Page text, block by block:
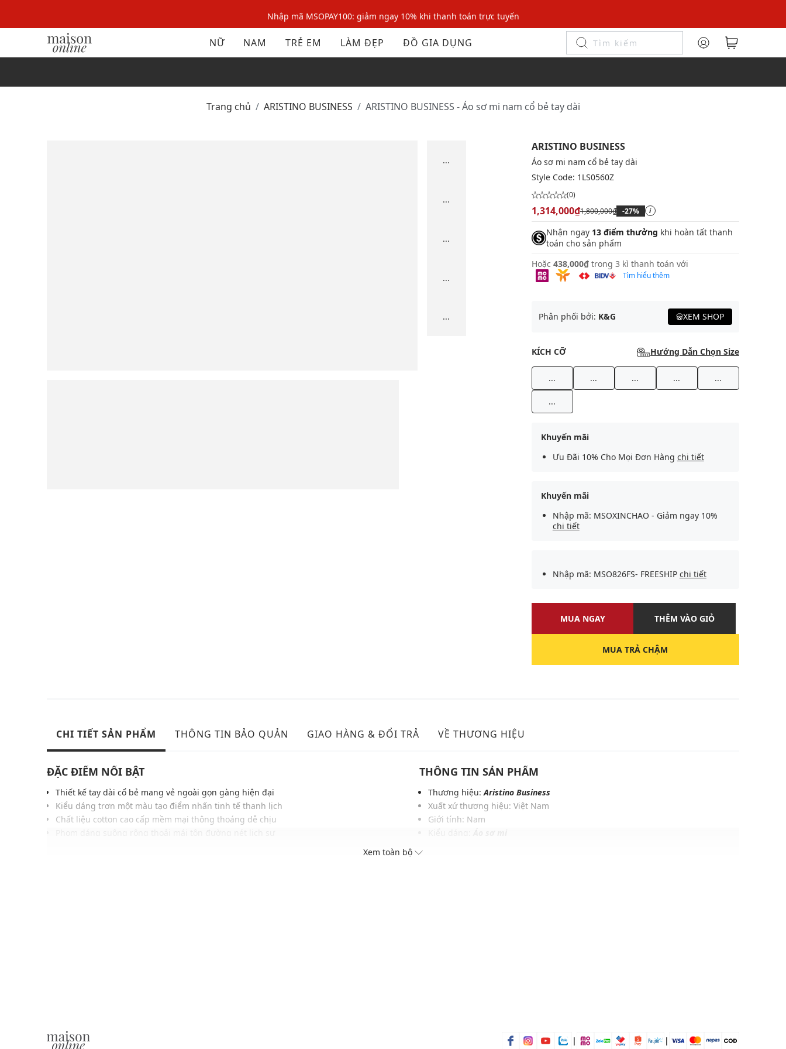
Nhập mã MSOPAY100: giảm ngay 10% khi thanh toán trực tuyến
Nhập mã: MSOXINCHAO - Giảm 10% đơn đầu cho thành viên mới!
Nhập mã MSOPAY100: giảm ngay 10% khi thanh toán trực tuyến
NỮ NAM TRẺ EM LÀM ĐẸP ĐỒ GIA DỤNG
Trang chủ ARISTINO BUSINESS ARISTINO BUSINESS - Áo sơ mi nam cổ bẻ tay dài
...
...
...
...
...
ARISTINO BUSINESS
Áo sơ mi nam cổ bẻ tay dài
Style Code: 1LS0560Z
(0)
1,314,000₫1,800,000₫ -27% i
Nhận ngay 13 điểm thưởng khi hoàn tất thanh
toán cho sản phẩm
Hoặc 438,000₫ trong 3 kì thanh toán với
Tìm hiểu thêm
Phân phối bởi: K&G XEM SHOP
KÍCH CỠ Hướng Dẫn Chọn Size
... ... ... ... ...
...
Khuyến mãi
Ưu Đãi 10% Cho Mọi Đơn Hàng chi tiết
Khuyến mãi
Nhập mã: MSOXINCHAO - Giảm ngay 10%
chi tiết
Nhập mã: MSO826FS- FREESHIP chi tiết
MUA NGAY THÊM VÀO GIỎ
MUA TRẢ CHẬM
CHI TIẾT SẢN PHẨM THÔNG TIN BẢO QUẢN GIAO HÀNG & ĐỔI TRẢ VỀ THƯƠNG HIỆU
ĐẶC ĐIỂM NỔI BẬT
Thiết kế tay dài cổ bẻ mang vẻ ngoài gọn gàng hiện đại
Kiểu dáng trơn một màu tạo điểm nhấn tinh tế thanh lịch
Chất liệu cotton cao cấp mềm mại thông thoáng dễ chịu
THÔNG TIN SẢN PHẨM
Thương hiệu:Aristino Business
Xuất xứ thương hiệu: Việt Nam
Giới tính: Nam
Xem toàn bộ
| |